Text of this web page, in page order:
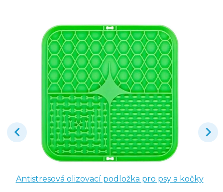
Antistresová olizovací podložka pro psy a kočky